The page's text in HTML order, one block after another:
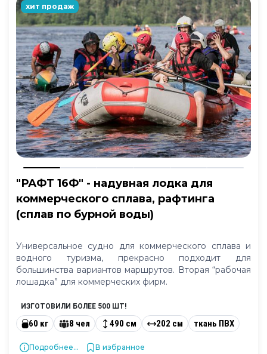
хит продаж
"РАФТ 16Ф" - надувная лодка для
коммерческого сплава, рафтинга
(сплав по бурной воды)
Универсальное судно для коммерческого сплава и
водного туризма, прекрасно подходит для
большинства вариантов маршрутов. Вторая “рабочая
лошадка” для коммерческих фирм.
ИЗГОТОВИЛИ БОЛЕЕ 500 ШТ!
60 кг 8 чел 490 см 202 см ткань ПВХ
Подробнее... В избранное